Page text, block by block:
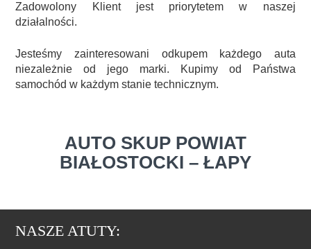
Zadowolony Klient jest priorytetem w naszej
działalności.
Jesteśmy zainteresowani odkupem każdego auta
niezależnie od jego marki. Kupimy od Państwa
samochód w każdym stanie technicznym.
AUTO SKUP POWIAT
BIAŁOSTOCKI – ŁAPY
NASZE ATUTY: